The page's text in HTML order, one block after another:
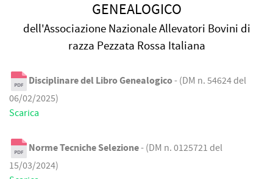
GENEALOGICO
dell'Associazione Nazionale Allevatori Bovini di
razza Pezzata Rossa Italiana
Disciplinare del Libro Genealogico- (DM n. 54624 del
06/02/2025)
Scarica
Norme Tecniche Selezione- (DM n. 0125721 del
15/03/2024)